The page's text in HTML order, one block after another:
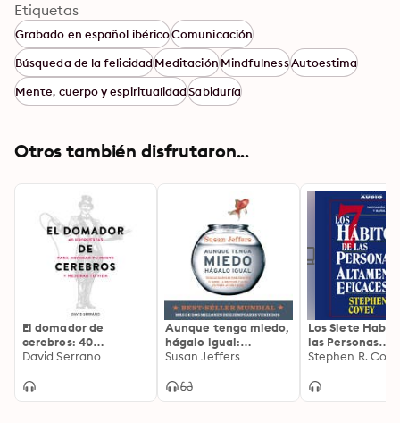
prácticos para integrar su contenido en la vida
cotidiana. No buscamos llenar tu cabeza de teoría,
sino transformar tu vida de forma práctica y real.
Ojalá este libro también marque para ti un antes y un
después.
Etiquetas
Grabado en español ibéricoComunicación
Búsqueda de la felicidadMeditaciónMindfulnessAutoestima
Mente, cuerpo y espiritualidadSabiduría
Otros también disfrutaron...
El domador de
cerebros: 40
propuestas para
mejorar tu vida
David Serrano
Aunque tenga miedo,
hágalo igual:
Técnicas dinámicas
miedo, la indecisión y
Susan Jeffers
Los Siete
las Personas
Altamente
Stephen R.